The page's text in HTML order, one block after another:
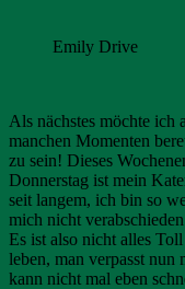
Emily Drive
Als nächstes möchte ich
manchen Momenten
zu sein! Dieses
Donnerstag ist mein
seit langem, ich bin so
mich nicht
Es ist also nicht alles
leben, man verpasst nun
kann nicht mal eben